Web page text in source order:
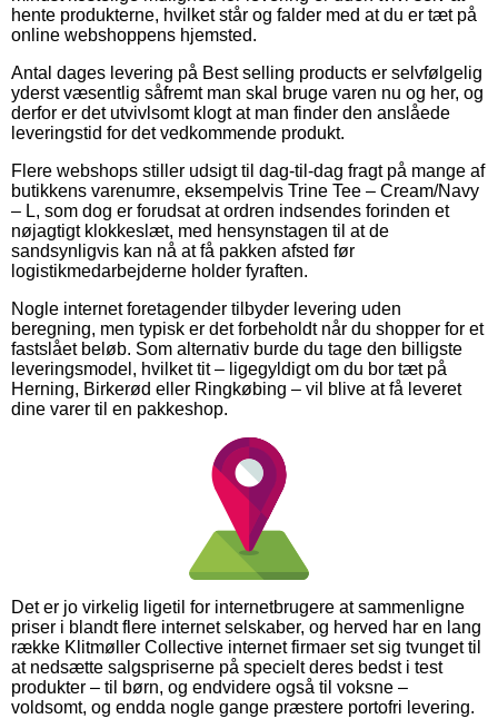
hente produkterne, hvilket står og falder med at du er tæt på
online webshoppens hjemsted.
Antal dages levering på Best selling products er selvfølgelig
yderst væsentlig såfremt man skal bruge varen nu og her, og
derfor er det utvivlsomt klogt at man finder den anslåede
leveringstid for det vedkommende produkt.
Flere webshops stiller udsigt til dag-til-dag fragt på mange af
butikkens varenumre, eksempelvis Trine Tee – Cream/Navy
– L, som dog er forudsat at ordren indsendes forinden et
nøjagtigt klokkeslæt, med hensynstagen til at de
sandsynligvis kan nå at få pakken afsted før
logistikmedarbejderne holder fyraften.
Nogle internet foretagender tilbyder levering uden
beregning, men typisk er det forbeholdt når du shopper for et
fastslået beløb. Som alternativ burde du tage den billigste
leveringsmodel, hvilket tit – ligegyldigt om du bor tæt på
Herning, Birkerød eller Ringkøbing – vil blive at få leveret
dine varer til en pakkeshop.
Det er jo virkelig ligetil for internetbrugere at sammenligne
priser i blandt flere internet selskaber, og herved har en lang
række Klitmøller Collective internet firmaer set sig tvunget til
at nedsætte salgspriserne på specielt deres bedst i test
produkter – til børn, og endvidere også til voksne –
voldsomt, og endda nogle gange præstere portofri levering.